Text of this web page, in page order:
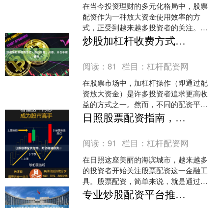
在当今投资理财的多元化格局中，股票
配资作为一种放大资金使用效率的方
式，正受到越来越多投资者的关注。然
而，面对市场上琳琅满目的配资平台，
如何选择一家**正规股票配....
炒股加杠杆收费方式：按日计息、月息、分仓手续费等。
阅读：81 栏目：杠杆配资网
在股票市场中，加杠杆操作（即通过配
资放大资金）是许多投资者追求更高收
益的方式之一。然而，不同的配资平台
或券商提供的收费方式存在差异，了解
这些收费模式对于控制成本....
日照股票配资指南，助您稳健投资
阅读：91 栏目：杠杆配资网
在日照这座美丽的海滨城市，越来越多
的投资者开始关注股票配资这一金融工
具。股票配资，简单来说，就是通过杠
杆资金放大投资规模，以获取更高收益
的融资方式。然而，配资投....
专业炒股配资平台推荐｜正规杠杆资金渠道